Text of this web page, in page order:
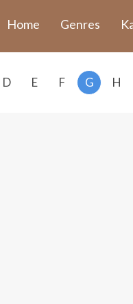
Home Genres
D E F G H